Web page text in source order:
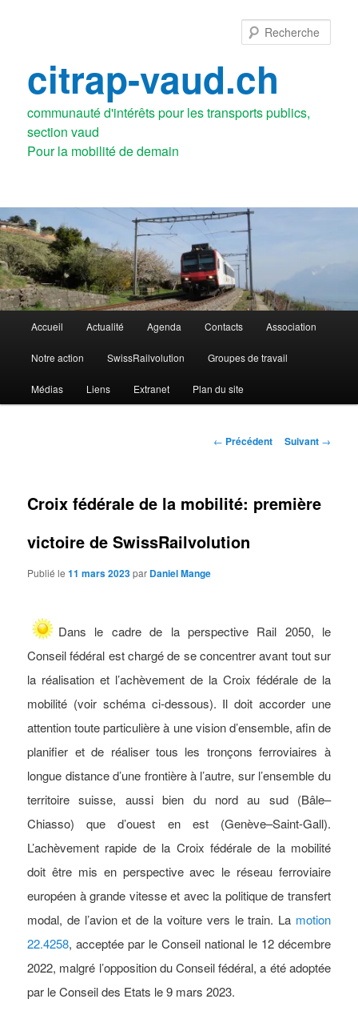
citrap-vaud.ch
communauté d'intérêts pour les transports publics,
section vaud
principal
Accueil Actualité Agenda Contacts Association
Notre action SwissRailvolution Groupes de travail
Médias Liens Extranet Plan du site
Navigation
← Précédent Suivant →
Croix fédérale de la mobilité: première
victoire de SwissRailvolution
Publié le11 mars 2023par Daniel Mange
Dans le cadre de la perspective Rail 2050, le
Conseil fédéral est chargé de se concentrer avant tout sur
la réalisation et l’achèvement de la Croix fédérale de la
mobilité (voir schéma ci-dessous). Il doit accorder une
attention toute particulière à une vision d’ensemble, afin de
planifier et de réaliser tous les tronçons ferroviaires à
longue distance d’une frontière à l’autre, sur l’ensemble du
territoire suisse, aussi bien du nord au sud (Bâle–
Chiasso) que d’ouest en est (Genève–Saint-Gall).
L’achèvement rapide de la Croix fédérale de la mobilité
doit être mis en perspective avec le réseau ferroviaire
européen à grande vitesse et avec la politique de transfert
modal, de l’avion et de la voiture vers le train. La motion
22.4258, acceptée par le Conseil national le 12 décembre
2022, malgré l’opposition du Conseil fédéral, a été adoptée
par le Conseil des Etats le 9 mars 2023.